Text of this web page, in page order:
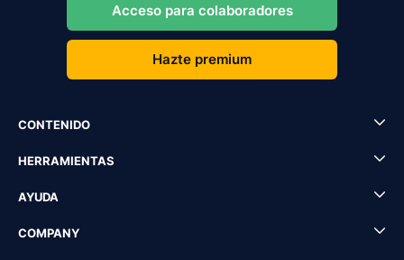
Acceso para colaboradores
Hazte premium
CONTENIDO
HERRAMIENTAS
AYUDA
COMPANY